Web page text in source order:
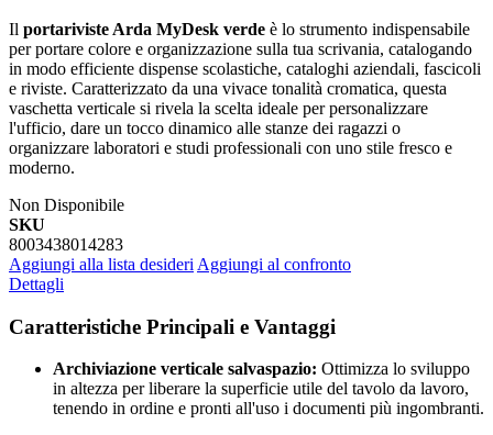
Il portariviste Arda MyDesk verde è lo strumento indispensabile
per portare colore e organizzazione sulla tua scrivania, catalogando
in modo efficiente dispense scolastiche, cataloghi aziendali, fascicoli
e riviste. Caratterizzato da una vivace tonalità cromatica, questa
vaschetta verticale si rivela la scelta ideale per personalizzare
l'ufficio, dare un tocco dinamico alle stanze dei ragazzi o
organizzare laboratori e studi professionali con uno stile fresco e
moderno.
Non Disponibile
SKU
8003438014283
Aggiungi alla lista desideri Aggiungi al confronto
Dettagli
Caratteristiche Principali e Vantaggi
Archiviazione verticale salvaspazio: Ottimizza lo sviluppo
in altezza per liberare la superficie utile del tavolo da lavoro,
tenendo in ordine e pronti all'uso i documenti più ingombranti.